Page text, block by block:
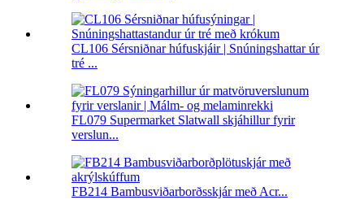
CL106 Sérsniðnar húfuskjáir | Snúningshattar úr
tré ...
FL079 Supermarket Slatwall skjáhillur fyrir
verslun...
FB214 Bambusviðarborðsskjár með Acr...